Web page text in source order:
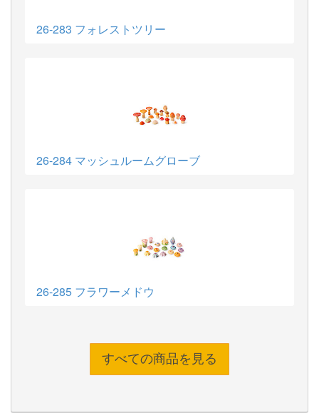
26-283 フォレストツリー
26-284 マッシュルームグローブ
26-285 フラワーメドウ
すべての商品を見る